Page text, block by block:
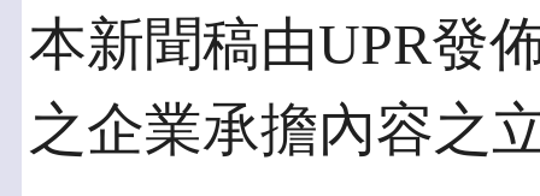
本新聞稿由UPR發
之企業承擔內容之